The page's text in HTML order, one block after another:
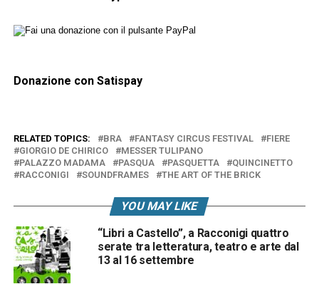
Donazione con Satispay
RELATED TOPICS: BRA FANTASY CIRCUS FESTIVAL
FIERE
GIORGIO DE CHIRICO
MESSER TULIPANO
PALAZZO MADAMA
PASQUA PASQUETTA
QUINCINETTO
RACCONIGI
SOUNDFRAMES THE ART OF THE BRICK
YOU MAY LIKE
“Libri a Castello”, a Racconigi quattro
serate tra letteratura, teatro e arte dal
13 al 16 settembre